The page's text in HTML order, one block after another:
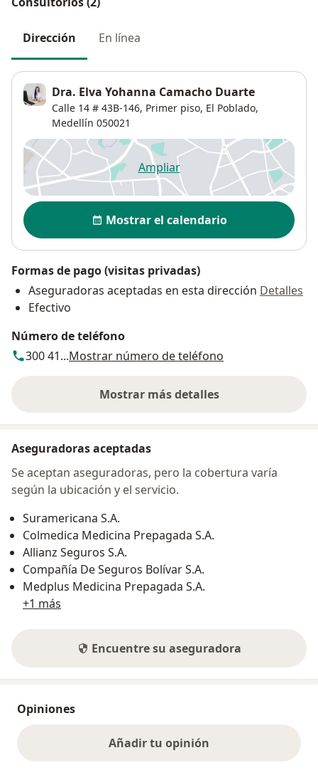
Dirección En línea
Dra. Elva Yohanna Camacho Duarte
Calle 14 # 43B-146, Primer piso, El Poblado,
Medellín 050021
Ampliarse abre en una nueva
Disponibilidad
Mostrar el calendario
Formas de pago (visitas privadas)
Aseguradoras aceptadas en esta dirección Detalles
Efectivo
Número de teléfono
300 41...Mostrar número de teléfono
Mostrar más detalles
sobre la dirección
Aseguradoras aceptadas
Se aceptan aseguradoras, pero la cobertura varía
según la ubicación y el servicio.
Suramericana S.A.
Colmedica Medicina Prepagada S.A.
Allianz Seguros S.A.
Compañía De Seguros Bolívar S.A.
Medplus Medicina Prepagada S.A.
+1 más
Encuentre su aseguradora
Opiniones
Añadir tu opinión